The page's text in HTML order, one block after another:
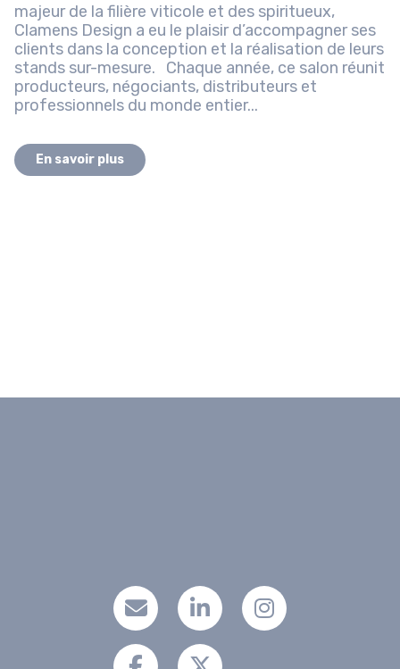
majeur de la filière viticole et des spiritueux,
Clamens Design a eu le plaisir d’accompagner ses
clients dans la conception et la réalisation de leurs
stands sur-mesure. Chaque année, ce salon réunit
producteurs, négociants, distributeurs et
professionnels du monde entier...
En savoir plus